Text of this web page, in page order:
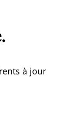
à jour